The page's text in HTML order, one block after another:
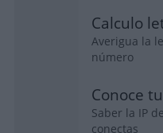
Calculo
Averigua la
número
Conoce
Saber la IP
conectas